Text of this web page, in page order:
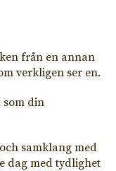
från en annan
verkligen ser en.
din
samklang med
dag med tydlighet